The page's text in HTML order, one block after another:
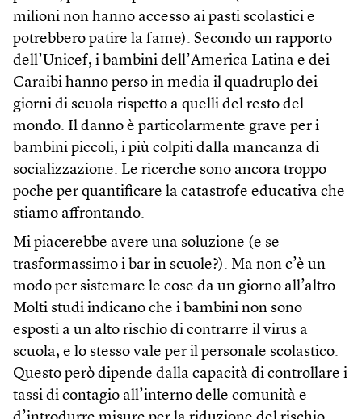
milioni non hanno accesso ai pasti scolastici e
potrebbero patire la fame). Secondo un rapporto
dell’Unicef, i bambini dell’America Latina e dei
Caraibi hanno perso in media il quadruplo dei
giorni di scuola rispetto a quelli del resto del
mondo. Il danno è particolarmente grave per i
bambini piccoli, i più colpiti dalla mancanza di
socializzazione. Le ricerche sono ancora troppo
poche per quantificare la catastrofe educativa che
stiamo affrontando.
Mi piacerebbe avere una soluzione (e se
trasformassimo i bar in scuole?). Ma non c’è un
modo per sistemare le cose da un giorno all’altro.
Molti studi indicano che i bambini non sono
esposti a un alto rischio di contrarre il virus a
scuola, e lo stesso vale per il personale scolastico.
Questo però dipende dalla capacità di controllare i
tassi di contagio all’interno delle comunità e